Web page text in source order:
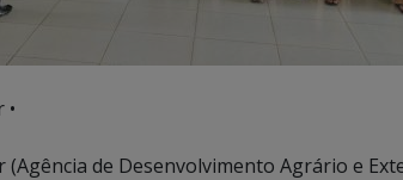
•
(Agência de Desenvolvimento Agrário e